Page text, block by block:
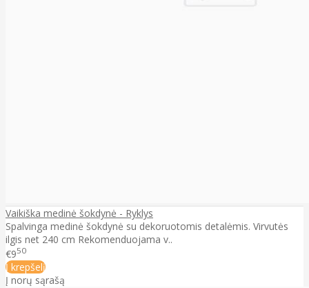
Vaikiška medinė šokdynė - Ryklys
Spalvinga medinė šokdynė su dekoruotomis detalėmis. Virvutės
ilgis net 240 cm Rekomenduojama v..
€950
Į krepšelį
Į norų sąrašą